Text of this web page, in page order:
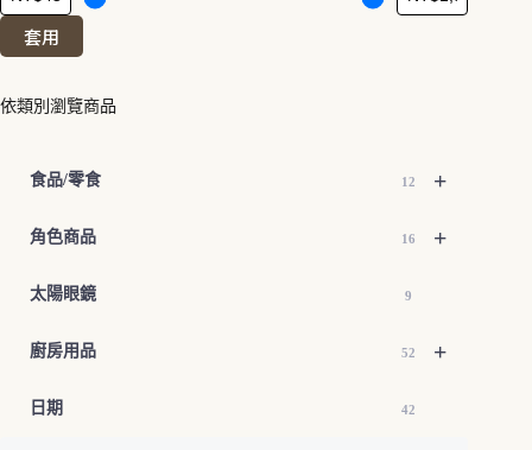
套用
依類別瀏覽商品
+
食品/零食 12
+
角色商品 16
太陽眼鏡 9
+
廚房用品 52
日期 42